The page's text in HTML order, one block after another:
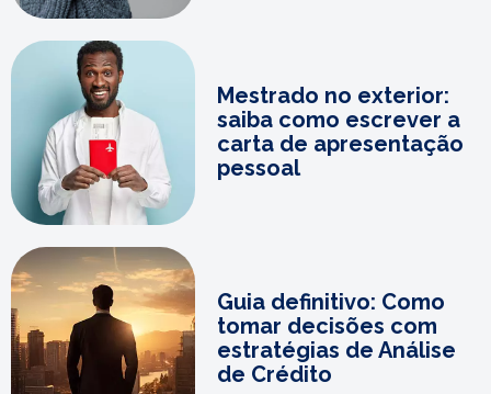
Mestrado no exterior:
saiba como escrever a
carta de apresentação
pessoal
Guia definitivo: Como
tomar decisões com
estratégias de Análise
de Crédito